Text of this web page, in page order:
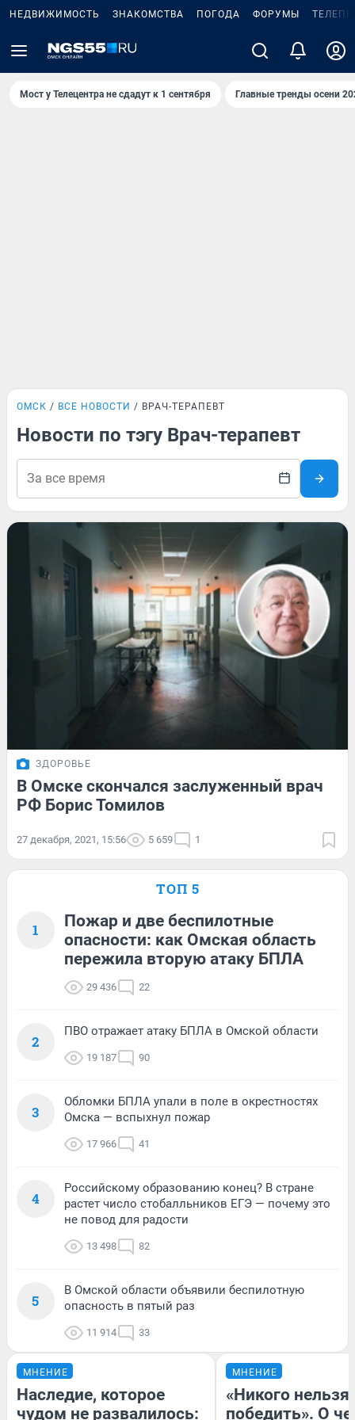
НЕДВИЖИМОСТЬ ЗНАКОМСТВА ПОГОДА ФОРУМЫ
Мост у Телецентра не сдадут к 1 сентября Главные тренды осени
ОМСК ВСЕ НОВОСТИ ВРАЧ-ТЕРАПЕВТ
Новости по тэгу Врач-терапевт
ЗДОРОВЬЕ
В Омске скончался заслуженный врач
РФ Борис Томилов
27 декабря, 2021, 15:56 5 659 1
ТОП 5
1
Пожар и две беспилотные
опасности: как Омская область
пережила вторую атаку БПЛА
29 436 22
2
ПВО отражает атаку БПЛА в Омской области
19 187 90
3
Обломки БПЛА упали в поле в окрестностях
Омска — вспыхнул пожар
17 966 41
4
Российскому образованию конец? В стране
растет число стобалльников ЕГЭ — почему это
не повод для радости
13 498 82
5
В Омской области объявили беспилотную
опасность в пятый раз
11 914 33
МНЕНИЕ
Наследие, которое
чудом не развалилось:
МНЕНИЕ
«Никого нельзя
победить». О